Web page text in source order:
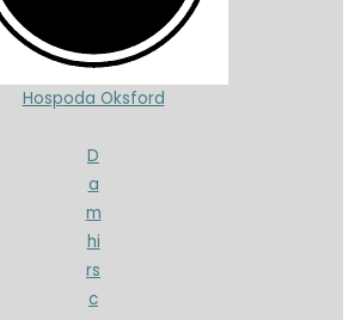
Hospoda Oksford
D
a
m
hi
rs
c